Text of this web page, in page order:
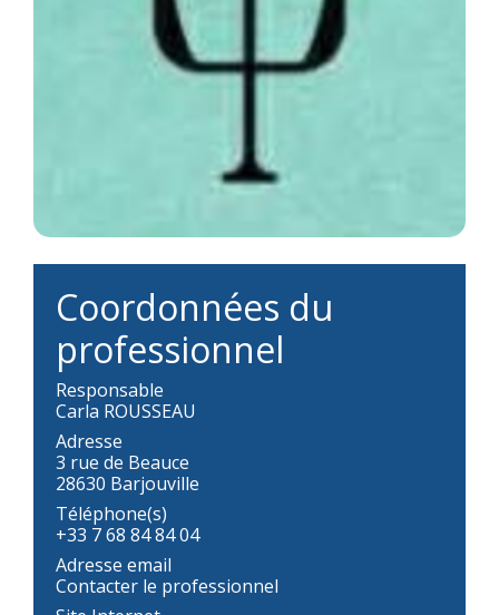
Coordonnées du
professionnel
Responsable
Carla ROUSSEAU
Adresse
3 rue de Beauce
28630 Barjouville
Téléphone(s)
+33 7 68 84 84 04
Adresse email
Contacter le professionnel